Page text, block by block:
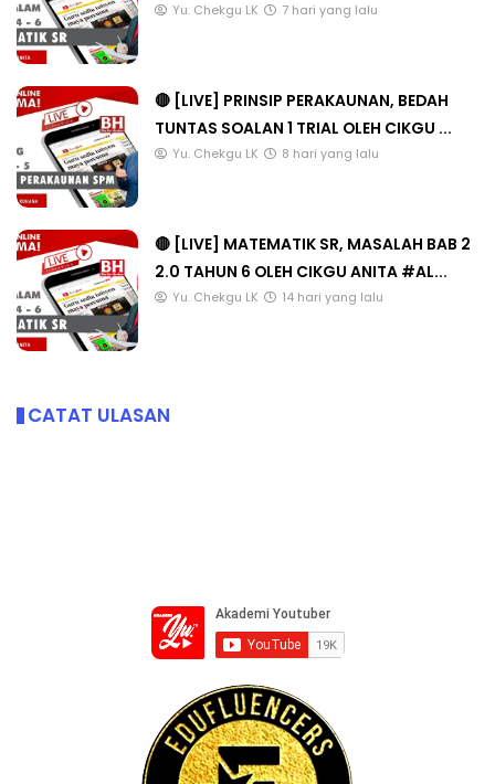
Yu. Chekgu LK 7 hari yang lalu
🔴 [LIVE] PRINSIP PERAKAUNAN, BEDAH
TUNTAS SOALAN 1 TRIAL OLEH CIKGU ...
Yu. Chekgu LK 8 hari yang lalu
🔴 [LIVE] MATEMATIK SR, MASALAH BAB 2
2.0 TAHUN 6 OLEH CIKGU ANITA #AL...
Yu. Chekgu LK 14 hari yang lalu
CATAT ULASAN